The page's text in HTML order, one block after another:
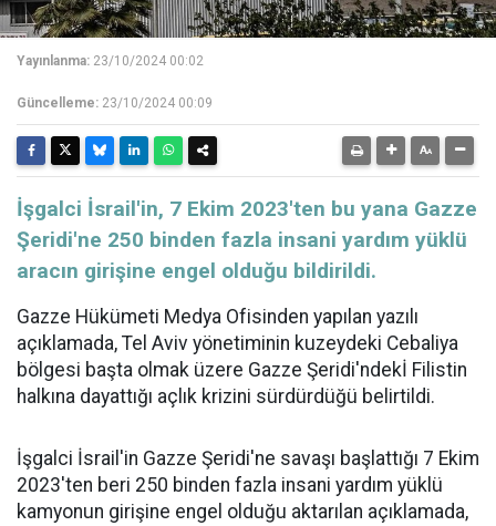
Yayınlanma: 23/10/2024 00:02
Güncelleme: 23/10/2024 00:09
İşgalci İsrail'in, 7 Ekim 2023'ten bu yana Gazze
Şeridi'ne 250 binden fazla insani yardım yüklü
aracın girişine engel olduğu bildirildi.
Gazze Hükümeti Medya Ofisinden yapılan yazılı
açıklamada, Tel Aviv yönetiminin kuzeydeki Cebaliya
bölgesi başta olmak üzere Gazze Şeridi'ndekİ Filistin
halkına dayattığı açlık krizini sürdürdüğü belirtildi.
İşgalci İsrail'in Gazze Şeridi'ne savaşı başlattığı 7 Ekim
2023'ten beri 250 binden fazla insani yardım yüklü
kamyonun girişine engel olduğu aktarılan açıklamada,